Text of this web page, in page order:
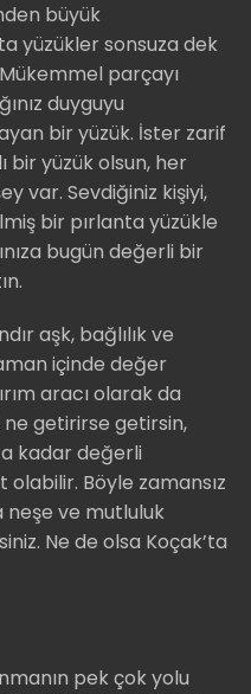
büyük
yüzükler sonsuza dek
parçayı
duyguyu
bir yüzük. İster zarif
bir yüzük olsun, her
var. Sevdiğiniz kişiyi,
bir pırlanta yüzükle
bugün değerli bir
aşk, bağlılık ve
içinde değer
aracı olarak da
getirirse getirsin,
kadar değerli
olabilir. Böyle zamansız
neşe ve mutluluk
Ne de olsa Koçak’ta
pek çok yolu